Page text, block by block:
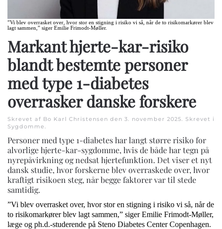
”Vi blev overrasket over, hvor stor en stigning i risiko vi så, når de to risikomarkører blev
lagt sammen,” siger Emilie Frimodt-Møller.
Markant hjerte-kar-risiko
blandt bestemte personer
med type 1-diabetes
overrasker danske forskere
Skrevet af Bo Karl Christensen den 3. november 2025. Skrevet i
Sygdomme.
Personer med type 1-diabetes har langt større risiko for
alvorlige hjerte-kar-sygdomme, hvis de både har tegn på
nyrepåvirkning og nedsat hjertefunktion. Det viser et nyt
dansk studie, hvor forskerne blev overraskede over, hvor
kraftigt risikoen steg, når begge faktorer var til stede
samtidig.
”Vi blev overrasket over, hvor stor en stigning i risiko vi så, når de
to risikomarkører blev lagt sammen,” siger Emilie Frimodt-Møller,
læge og ph.d.-studerende på Steno Diabetes Center Copenhagen.